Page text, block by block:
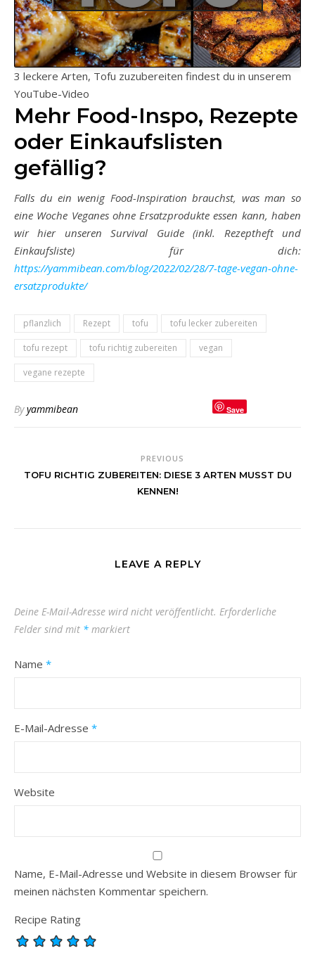
3 leckere Arten, Tofu zuzubereiten findest du in unserem
YouTube-Video
Mehr Food-Inspo, Rezepte
oder Einkaufslisten
gefällig?
Falls du ein wenig Food-Inspiration brauchst, was man so
eine Woche Veganes ohne Ersatzprodukte essen kann, haben
wir hier unseren Survival Guide (inkl. Rezeptheft und
Einkaufsliste) für dich:
https://yammibean.com/blog/2022/02/28/7-tage-vegan-ohne-
ersatzprodukte/
pflanzlich Rezept tofu tofu lecker zubereiten
tofu rezept tofu richtig zubereiten vegan
vegane rezepte
Byyammibean Save
PREVIOUS
TOFU RICHTIG ZUBEREITEN: DIESE 3 ARTEN MUSST DU
KENNEN!
LEAVE A REPLY
Deine E-Mail-Adresse wird nicht veröffentlicht. Erforderliche
Felder sind mit * markiert
Name *
E-Mail-Adresse *
Website
Name, E-Mail-Adresse und Website in diesem Browser für
meinen nächsten Kommentar speichern.
Recipe Rating